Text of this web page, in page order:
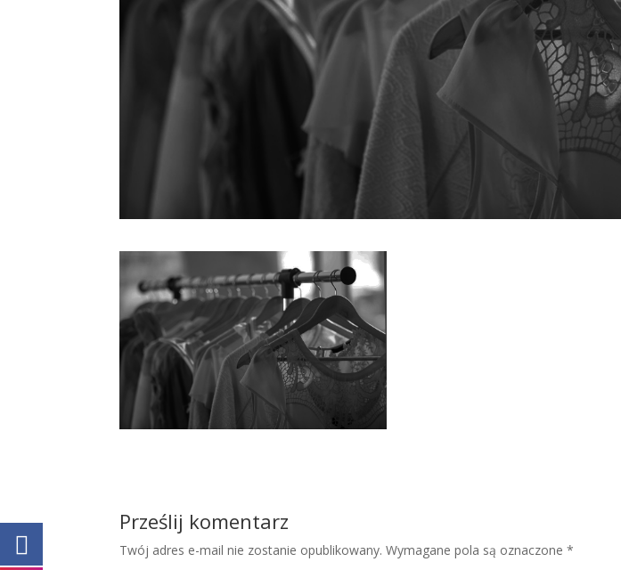
Prześlij komentarz
Twój adres e-mail nie zostanie opublikowany. Wymagane pola są oznaczone*